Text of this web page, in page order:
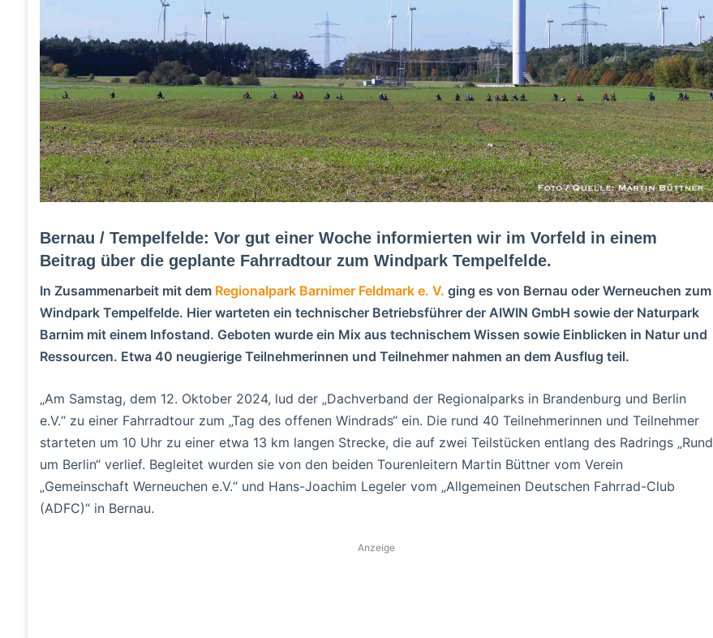
Bernau / Tempelfelde: Vor gut einer Woche informierten wir im Vorfeld in einem
Beitrag über die geplante Fahrradtour zum Windpark Tempelfelde.
In Zusammenarbeit mit dem Regionalpark Barnimer Feldmark e. V. ging es von Bernau oder Werneuchen zum
Windpark Tempelfelde. Hier warteten ein technischer Betriebsführer der AIWIN GmbH sowie der Naturpark
Barnim mit einem Infostand. Geboten wurde ein Mix aus technischem Wissen sowie Einblicken in Natur und
Ressourcen. Etwa 40 neugierige Teilnehmerinnen und Teilnehmer nahmen an dem Ausflug teil.
„Am Samstag, dem 12. Oktober 2024, lud der „Dachverband der Regionalparks in Brandenburg und Berlin
e.V.“ zu einer Fahrradtour zum „Tag des offenen Windrads“ ein. Die rund 40 Teilnehmerinnen und Teilnehmer
starteten um 10 Uhr zu einer etwa 13 km langen Strecke, die auf zwei Teilstücken entlang des Radrings „Rund
um Berlin“ verlief. Begleitet wurden sie von den beiden Tourenleitern Martin Büttner vom Verein
„Gemeinschaft Werneuchen e.V.“ und Hans-Joachim Legeler vom „Allgemeinen Deutschen Fahrrad-Club
(ADFC)“ in Bernau.
Anzeige